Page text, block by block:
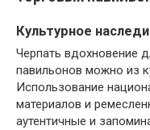
Культурное
Черпать вдохновение
павильонов можно из
Использование
материалов и
аутентичные и